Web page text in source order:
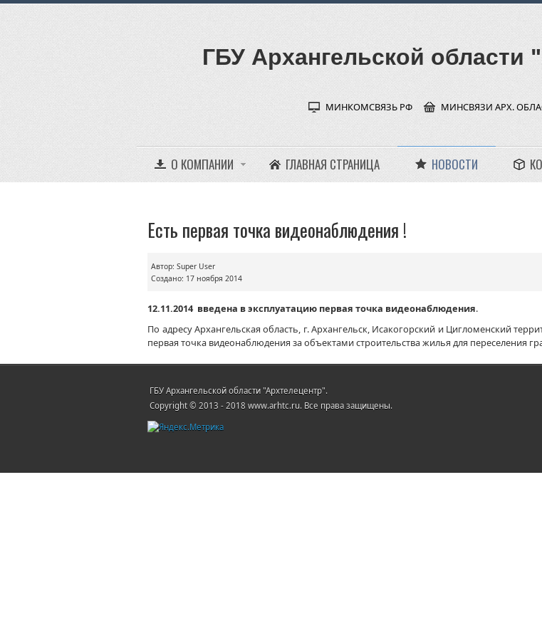
ГБУ Архангельской области
МИНКОМСВЯЗЬ РФ МИНСВЯЗИ АРХ.
О КОМПАНИИ ГЛАВНАЯ СТРАНИЦА НОВОСТИ
Есть первая точка видеонаблюдения !
Автор:Super User
Создано: 17 ноября 2014
12.11.2014 введена в экcплуатацию первая точка видеонаблюдения.
По адресу Архангельская область, г. Архангельск, Исакогорский и Цигломенский
первая точка видеонаблюдения за объектами строительства жилья для переселения
ГБУ Архангельской области "Архтелецентр".
Copyright © 2013 - 2018 www.arhtc.ru. Все права защищены.